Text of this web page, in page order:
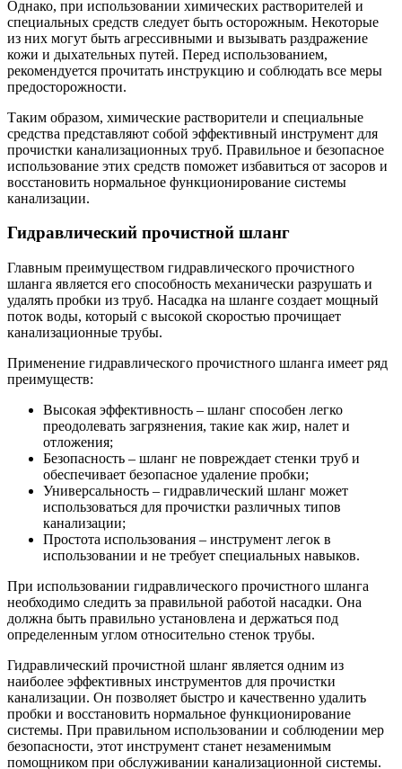
Однако, при использовании химических растворителей и
специальных средств следует быть осторожным. Некоторые
из них могут быть агрессивными и вызывать раздражение
кожи и дыхательных путей. Перед использованием,
рекомендуется прочитать инструкцию и соблюдать все меры
предосторожности.
Таким образом, химические растворители и специальные
средства представляют собой эффективный инструмент для
прочистки канализационных труб. Правильное и безопасное
использование этих средств поможет избавиться от засоров и
восстановить нормальное функционирование системы
канализации.
Гидравлический прочистной шланг
Главным преимуществом гидравлического прочистного
шланга является его способность механически разрушать и
удалять пробки из труб. Насадка на шланге создает мощный
поток воды, который с высокой скоростью прочищает
канализационные трубы.
Применение гидравлического прочистного шланга имеет ряд
преимуществ:
Высокая эффективность – шланг способен легко
преодолевать загрязнения, такие как жир, налет и
отложения;
Безопасность – шланг не повреждает стенки труб и
обеспечивает безопасное удаление пробки;
Универсальность – гидравлический шланг может
использоваться для прочистки различных типов
канализации;
Простота использования – инструмент легок в
использовании и не требует специальных навыков.
При использовании гидравлического прочистного шланга
необходимо следить за правильной работой насадки. Она
должна быть правильно установлена и держаться под
определенным углом относительно стенок трубы.
Гидравлический прочистной шланг является одним из
наиболее эффективных инструментов для прочистки
канализации. Он позволяет быстро и качественно удалить
пробки и восстановить нормальное функционирование
системы. При правильном использовании и соблюдении мер
безопасности, этот инструмент станет незаменимым
помощником при обслуживании канализационной системы.